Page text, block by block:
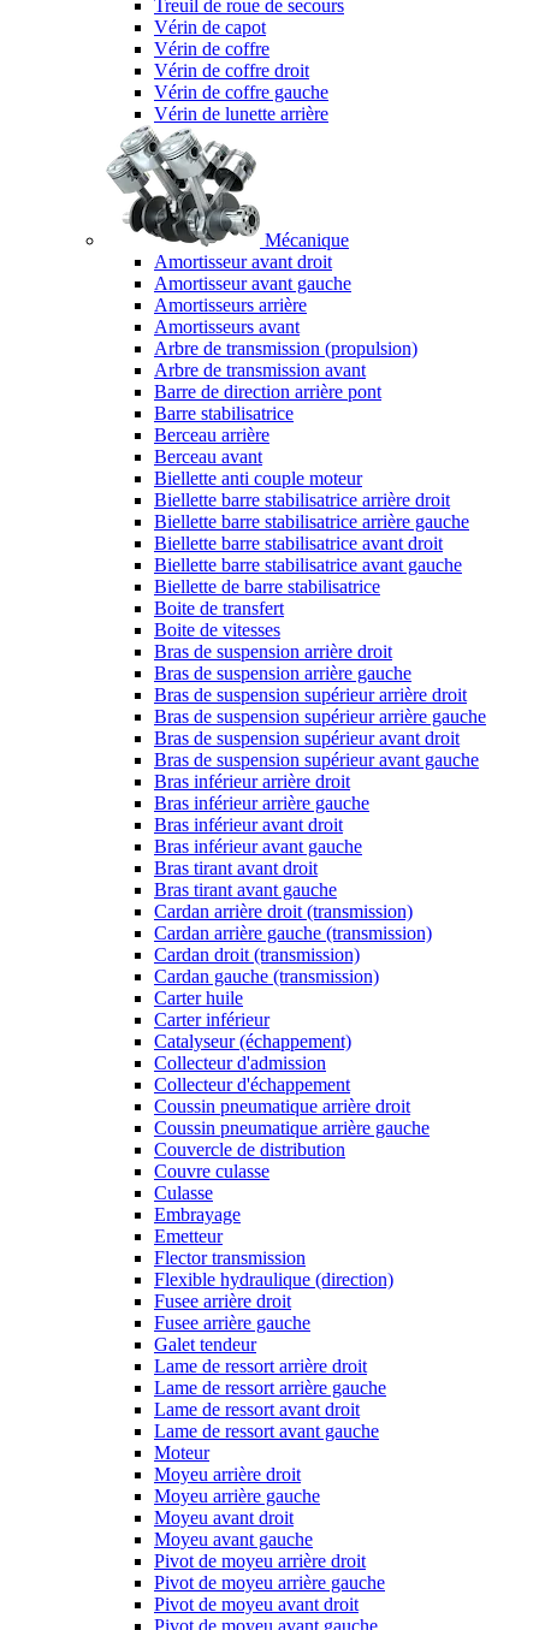
Treuil de roue de secours
Vérin de capot
Vérin de coffre
Vérin de coffre droit
Vérin de coffre gauche
Vérin de lunette arrière
Mécanique
Amortisseur avant droit
Amortisseur avant gauche
Amortisseurs arrière
Amortisseurs avant
Arbre de transmission (propulsion)
Arbre de transmission avant
Barre de direction arrière pont
Barre stabilisatrice
Berceau arrière
Berceau avant
Biellette anti couple moteur
Biellette barre stabilisatrice arrière droit
Biellette barre stabilisatrice arrière gauche
Biellette barre stabilisatrice avant droit
Biellette barre stabilisatrice avant gauche
Biellette de barre stabilisatrice
Boite de transfert
Boite de vitesses
Bras de suspension arrière droit
Bras de suspension arrière gauche
Bras de suspension supérieur arrière droit
Bras de suspension supérieur arrière gauche
Bras de suspension supérieur avant droit
Bras de suspension supérieur avant gauche
Bras inférieur arrière droit
Bras inférieur arrière gauche
Bras inférieur avant droit
Bras inférieur avant gauche
Bras tirant avant droit
Bras tirant avant gauche
Cardan arrière droit (transmission)
Cardan arrière gauche (transmission)
Cardan droit (transmission)
Cardan gauche (transmission)
Carter huile
Carter inférieur
Catalyseur (échappement)
Collecteur d'admission
Collecteur d'échappement
Coussin pneumatique arrière droit
Coussin pneumatique arrière gauche
Couvercle de distribution
Couvre culasse
Culasse
Embrayage
Emetteur
Flector transmission
Flexible hydraulique (direction)
Fusee arrière droit
Fusee arrière gauche
Galet tendeur
Lame de ressort arrière droit
Lame de ressort arrière gauche
Lame de ressort avant droit
Lame de ressort avant gauche
Moteur
Moyeu arrière droit
Moyeu arrière gauche
Moyeu avant droit
Moyeu avant gauche
Pivot de moyeu arrière droit
Pivot de moyeu arrière gauche
Pivot de moyeu avant droit
Pivot de moyeu avant gauche